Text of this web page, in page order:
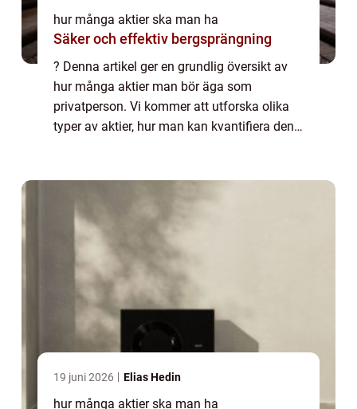
hur många aktier ska man ha
Säker och effektiv bergsprängning
? Denna artikel ger en grundlig översikt av
hur många aktier man bör äga som
privatperson. Vi kommer att utforska olika
typer av aktier, hur man kan kvantifiera den
19 juni 2026 Elias Hedin
hur många aktier ska man ha